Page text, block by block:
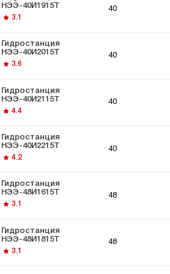
для
толкателей
НЭЭ-40И1915Т
3.1
40
Гидростанция
НЭЭ-40И2015Т
3.6
40
Гидростанция
НЭЭ-40И2115Т
4.4
40
Гидростанция
НЭЭ-40И2215Т
4.2
40
Гидростанция
НЭЭ-48И1615Т
3.1
48
Гидростанция
НЭЭ-48И1815Т
3.1
48